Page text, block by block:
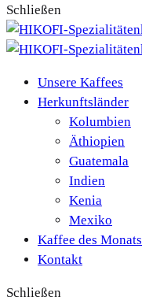
Schließen
Unsere Kaffees
Herkunftsländer
Kolumbien
Äthiopien
Guatemala
Indien
Kenia
Mexiko
Kaffee des Monats
Kontakt
Schließen